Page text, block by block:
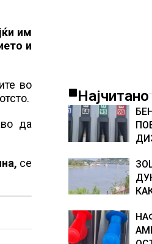
им
и
во
да
се
Најчитано